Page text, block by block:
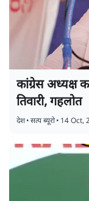
कांग्रेस अध्यक्ष
तिवारी, गहलोत
देश•सत्य ब्यूरो• 14 Oct,